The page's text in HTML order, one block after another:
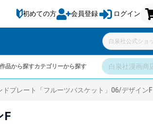
初めての方 会員登録 ログイン
作品から探すカテゴリーから探す
ドプレート「フルーツバスケット」06/デザインF
F